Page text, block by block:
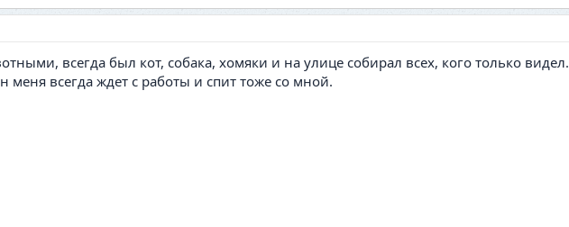
всегда был кот, собака, хомяки и на улице собирал всех, кого только видел.
меня всегда ждет с работы и спит тоже со мной.